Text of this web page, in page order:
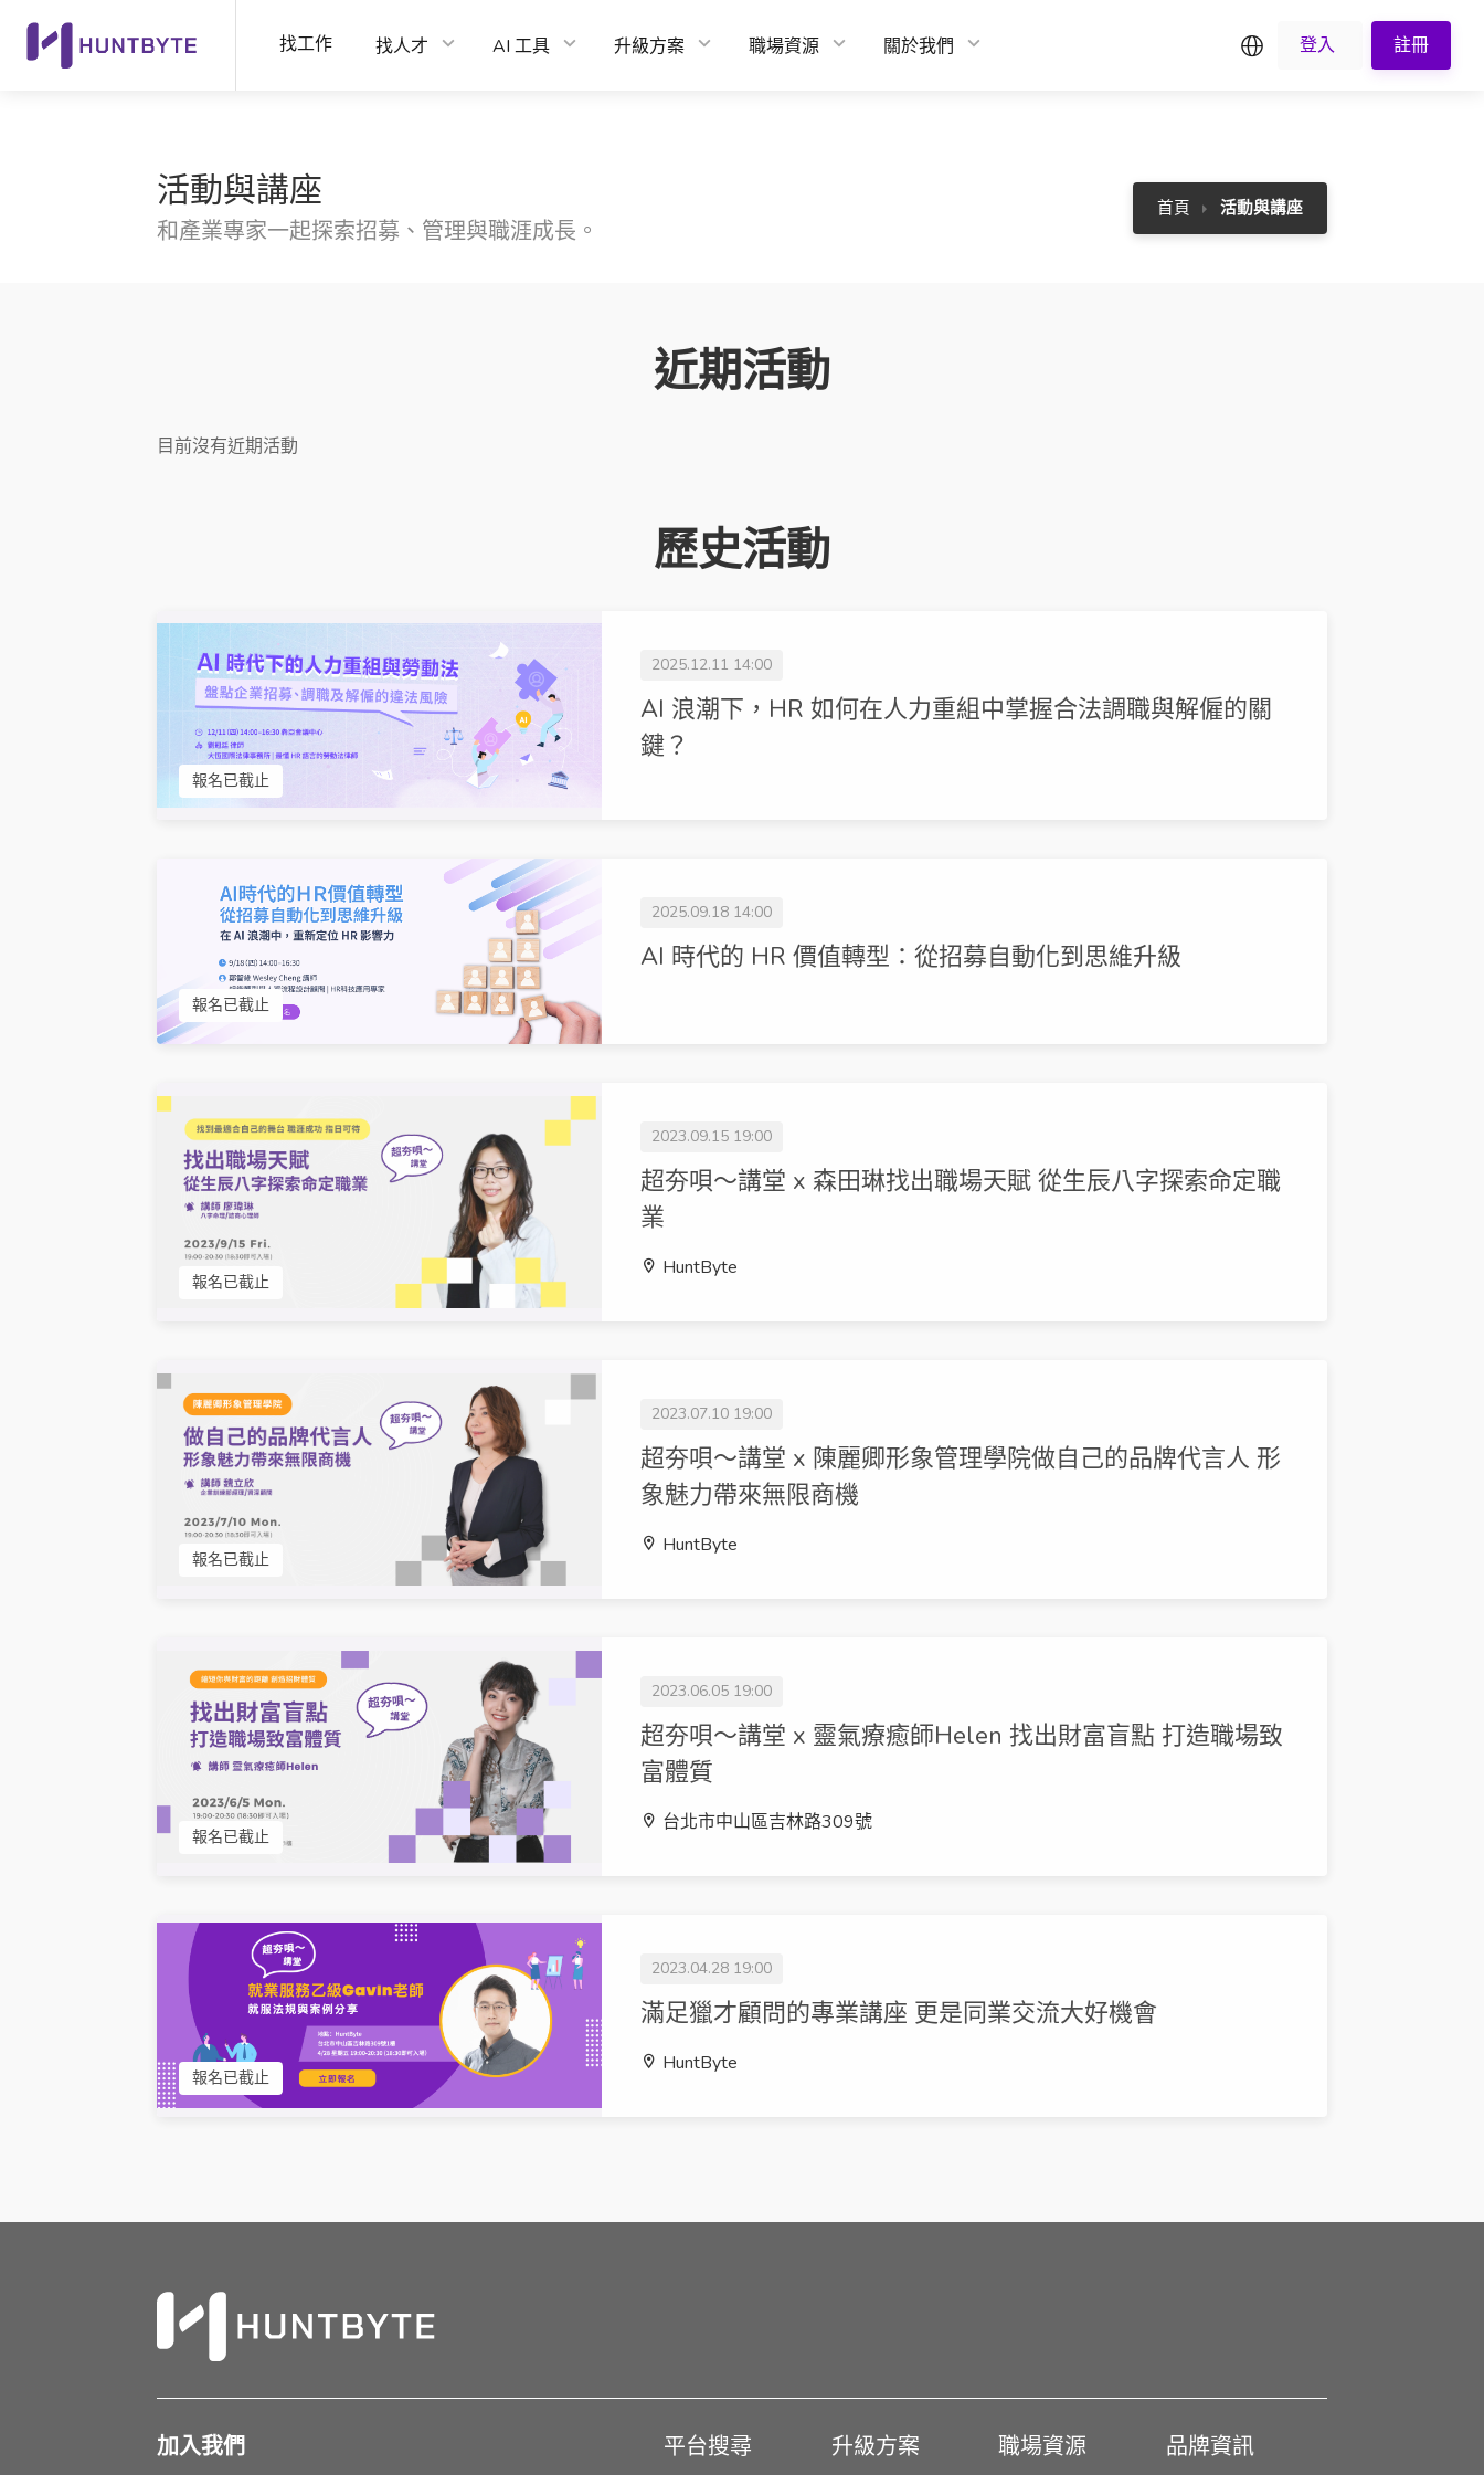
找工作 找人才 AI 工具 升級方案 職場資源 關於我們 繁中登入 註冊
活動與講座
和產業專家一起探索招募、管理與職涯成長。
首頁 活動與講座
近期活動
目前沒有近期活動
歷史活動
報名已截止
2025.12.11 14:00
AI 浪潮下，HR 如何在人力重組中掌握合法調職與解僱的關
鍵？
報名已截止
2025.09.18 14:00
AI 時代的 HR 價值轉型：從招募自動化到思維升級
報名已截止
2023.09.15 19:00
超夯唄～講堂 x 森田琳找出職場天賦 從生辰八字探索命定職
業
HuntByte
報名已截止
2023.07.10 19:00
超夯唄～講堂 x 陳麗卿形象管理學院做自己的品牌代言人 形
象魅力帶來無限商機
HuntByte
報名已截止
2023.06.05 19:00
超夯唄～講堂 x 靈氣療癒師Helen 找出財富盲點 打造職場致
富體質
台北市中山區吉林路309號
報名已截止
2023.04.28 19:00
滿足獵才顧問的專業講座 更是同業交流大好機會
HuntByte
加入我們 平台搜尋 升級方案 職場資源 品牌資訊